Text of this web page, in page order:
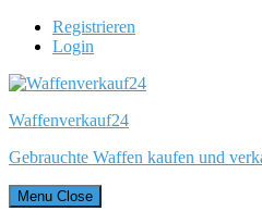
Registrieren
Login
Waffenverkauf24
Gebrauchte Waffen kaufen und
Menu Close